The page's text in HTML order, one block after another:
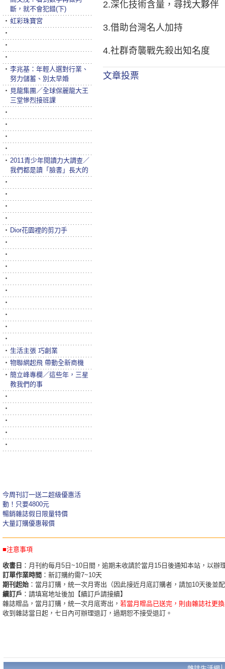
2.深化技術含量，尋找大夥伴
3.借助台灣名人加持
4.社群奇襲戰先殺出知名度
文章投票
斷，就不會犯錯(下)
‧ 虹彩珠寶宮
‧
‧
‧
‧ 李兆基：年輕人選對行業、
努力儲蓄、別太早婚
‧ 見龍集團／全球保麗龍大王
三堂慘烈接班課
‧
‧
‧
‧
‧ 2011青少年閱讀力大調查／
我們都是讀「臉書」長大的
‧
‧
‧
‧
‧ Dior花園裡的剪刀手
‧
‧
‧
‧
‧
‧
‧
‧
‧
‧ 生活主張 巧創業
‧ 物聯網起飛 帶動全新商機
‧ 簡立峰專欄／這些年，三星
教我們的事
‧
‧
‧
‧
‧
今周刊訂一送二超級優惠活
動！只要4800元
暢銷雜誌假日限量特價
大量訂購優惠報價
■注意事項
收書日 ：月刊約每月5日~10日間，逾期未收請於當月15日後通知本站，以辦
訂單作業時間 ：新訂購約需7~10天
期刊起始 ：當月訂購，統一次月寄出（因此接近月底訂購者，請加10天後並
續訂戶 ：請填寫地址後加【續訂戶請接續】
雜誌贈品，當月訂購，統一次月底寄出， 若當月贈品已送完，則由雜誌社更
收到雜誌當日起，七日內可辦理退訂，過期恕不接受退訂。